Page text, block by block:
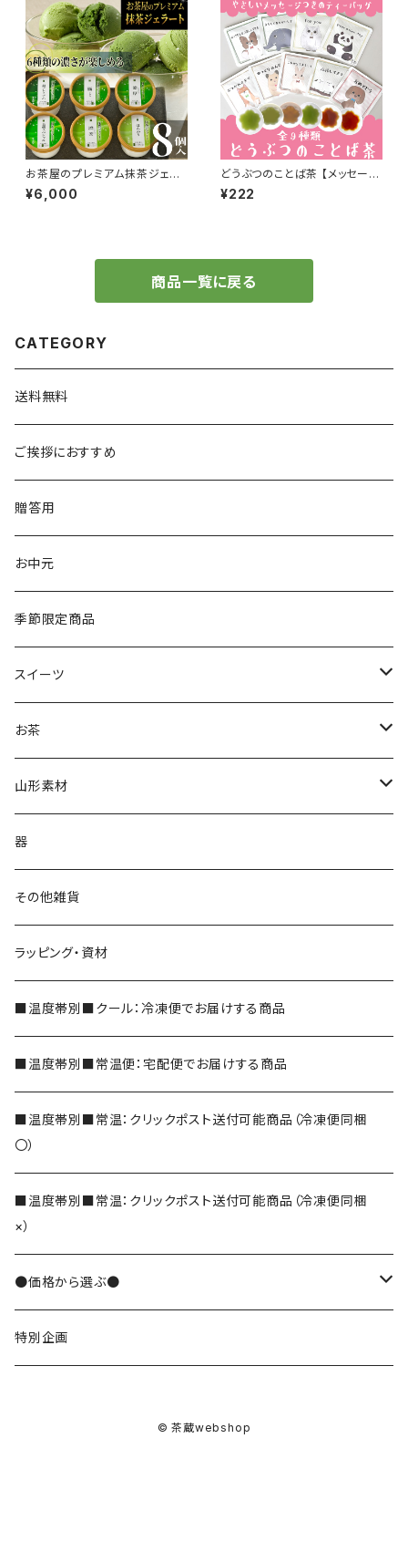
お茶屋のプレミアム抹茶ジェラ
ート【8個詰合せ】
¥6,000
どうぶつのことば茶 【メッセージ
入りティーバッグ】
¥222
商品一覧に戻る
CATEGORY
送料無料
ご挨拶におすすめ
贈答用
お中元
季節限定商品
スイーツ
ジェラート
抹茶ジェラート
やまがたジェラート
茶蔵焼（生クリームどら焼き）
ケーキ
フルーツケーキ
和フィナンシェ
シェイク
お茶
茶蔵ブランド
煎茶
かぶせ茶
深蒸し茶
玉露
玄米茶
ほうじ茶
和紅茶
そば茶
でわかおりそば茶
その他のお茶
便利なティーバッグ
山形素材
山形だしの素
紅花
器
その他雑貨
ラッピング・資材
■温度帯別■クール：冷凍便でお届けする商品
■温度帯別■常温便：宅配便でお届けする商品
■温度帯別■常温：クリックポスト送付可能商品（冷凍便同梱
〇）
■温度帯別■常温：クリックポスト送付可能商品（冷凍便同梱
×）
●価格から選ぶ●
10000円
特別企画
© 茶蔵webshop